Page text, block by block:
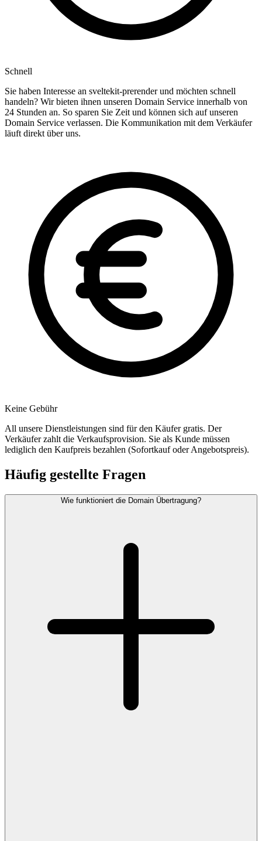
Schnell
Sie haben Interesse an sveltekit-prerender und möchten schnell
handeln? Wir bieten ihnen unseren Domain Service innerhalb von
24 Stunden an. So sparen Sie Zeit und können sich auf unseren
Domain Service verlassen. Die Kommunikation mit dem Verkäufer
läuft direkt über uns.
Keine Gebühr
All unsere Dienstleistungen sind für den Käufer gratis. Der
Verkäufer zahlt die Verkaufsprovision. Sie als Kunde müssen
lediglich den Kaufpreis bezahlen (Sofortkauf oder Angebotspreis).
Häufig gestellte Fragen
Wie funktioniert die Domain Übertragung?